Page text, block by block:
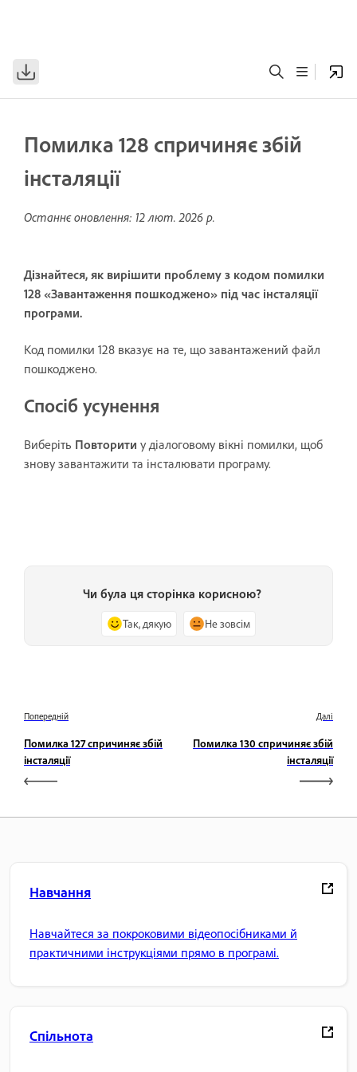
Помилка 128 спричиняє збій
інсталяції
Останнє оновлення: 12 лют. 2026 р.
Дізнайтеся, як вирішити проблему з кодом помилки
128 «Завантаження пошкоджено» під час інсталяції
програми.
Код помилки 128 вказує на те, що завантажений файл
пошкоджено.
Спосіб усунення
Виберіть Повторити у діалоговому вікні помилки, щоб
знову завантажити та інсталювати програму.
Чи була ця сторінка корисною?
Так, дякую Не зовсім
Попередній
Помилка 127 спричиняє збій
інсталяції
Далі
Помилка 130 спричиняє збій
інсталяції
Навчання
Навчайтеся за покроковими відеопосібниками й
практичними інструкціями прямо в програмі.
Спільнота